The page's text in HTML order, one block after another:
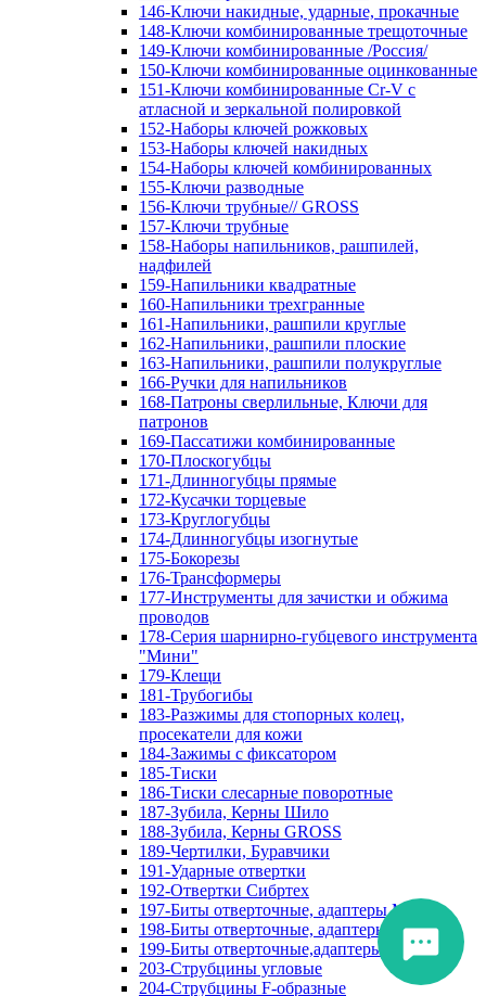
146-Ключи накидные, ударные, прокачные
148-Ключи комбинированные трещоточные
149-Ключи комбинированные /Россия/
150-Ключи комбинированные оцинкованные
151-Ключи комбинированные Cr-V с
атласной и зеркальной полировкой
152-Наборы ключей рожковых
153-Наборы ключей накидных
154-Наборы ключей комбинированных
155-Ключи разводные
156-Ключи трубные// GROSS
157-Ключи трубные
158-Наборы напильников, рашпилей,
надфилей
159-Напильники квадратные
160-Напильники трехгранные
161-Напильники, рашпили круглые
162-Напильники, рашпили плоские
163-Напильники, рашпили полукруглые
166-Ручки для напильников
168-Патроны сверлильные, Ключи для
патронов
169-Пассатижи комбинированные
170-Плоскогубцы
171-Длинногубцы прямые
172-Кусачки торцевые
173-Круглогубцы
174-Длинногубцы изогнутые
175-Бокорезы
176-Трансформеры
177-Инструменты для зачистки и обжима
проводов
178-Серия шарнирно-губцевого инструмента
"Мини"
179-Клещи
181-Трубогибы
183-Разжимы для стопорных колец,
просекатели для кожи
184-Зажимы с фиксатором
185-Тиски
186-Тиски слесарные поворотные
187-Зубила, Керны Шило
188-Зубила, Керны GROSS
189-Чертилки, Буравчики
191-Ударные отвертки
192-Отвертки Сибртех
197-Биты отверточные, адаптеры Matrix
198-Биты отверточные, адаптеры Прочие
199-Биты отверточные,адаптеры Сибртех
203-Струбцины угловые
204-Струбцины F-образные